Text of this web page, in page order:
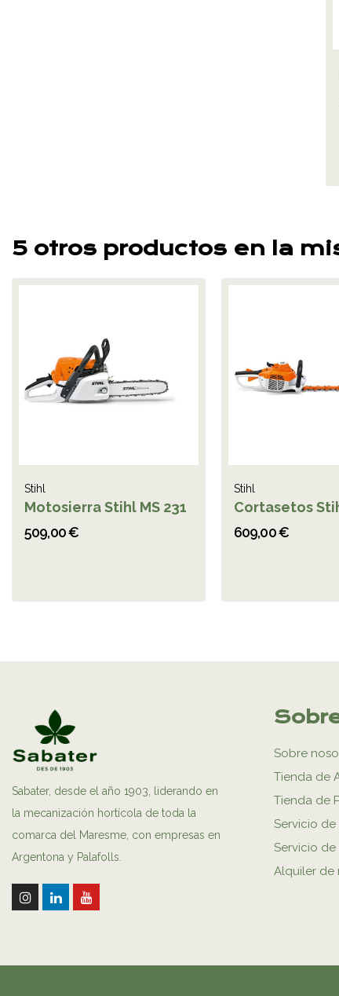
5 otros productos en la
Stihl
Motosierra Stihl MS 231
509,00 €
Stihl
Cortasetos
609,00 €
Sabater, desde el año 1903, liderando en
la mecanización hortícola de toda la
comarca del Maresme, con empresas en
Argentona y Palafolls.
Sobre
Tienda de
Tienda de
Servicio
Servicio
Alquiler de